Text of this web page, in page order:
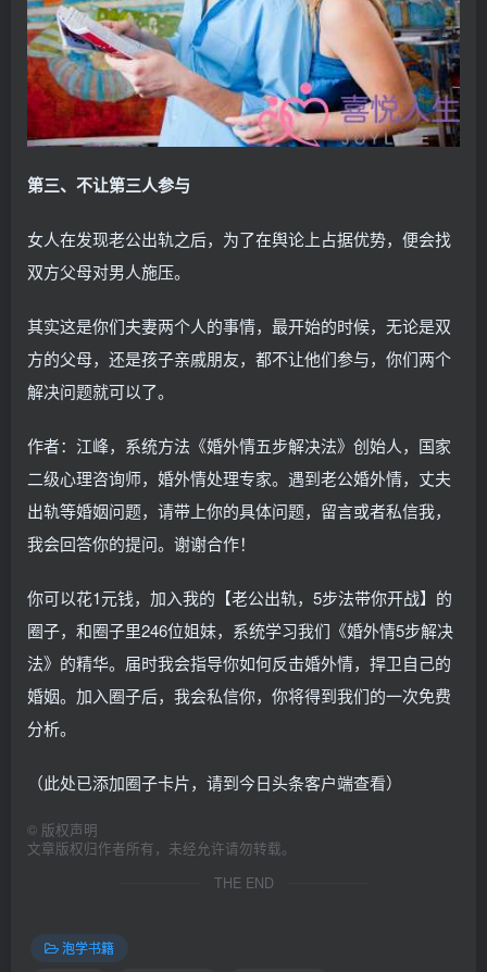
第三、不让第三人参与
女人在发现老公出轨之后，为了在舆论上占据优势，便会找
双方父母对男人施压。
其实这是你们夫妻两个人的事情，最开始的时候，无论是双
方的父母，还是孩子亲戚朋友，都不让他们参与，你们两个
解决问题就可以了。
作者：江峰，系统方法《婚外情五步解决法》创始人，国家
二级心理咨询师，婚外情处理专家。遇到老公婚外情，丈夫
出轨等婚姻问题，请带上你的具体问题，留言或者私信我，
我会回答你的提问。谢谢合作！
你可以花1元钱，加入我的【老公出轨，5步法带你开战】的
圈子，和圈子里246位姐妹，系统学习我们《婚外情5步解决
法》的精华。届时我会指导你如何反击婚外情，捍卫自己的
婚姻。加入圈子后，我会私信你，你将得到我们的一次免费
分析。
（此处已添加圈子卡片，请到今日头条客户端查看）
© 版权声明
文章版权归作者所有，未经允许请勿转载。
THE END
泡学书籍